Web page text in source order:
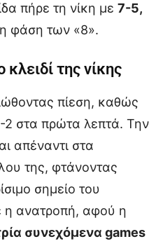
πήρε τη νίκη με 7-5,
φάση των «8».
της νίκης
πίεση, καθώς
2 στα πρώτα λεπτά. Την
απέναντι στα
της, φτάνοντας
σημείο του
η ανατροπή, αφού η
συνεχόμενα games